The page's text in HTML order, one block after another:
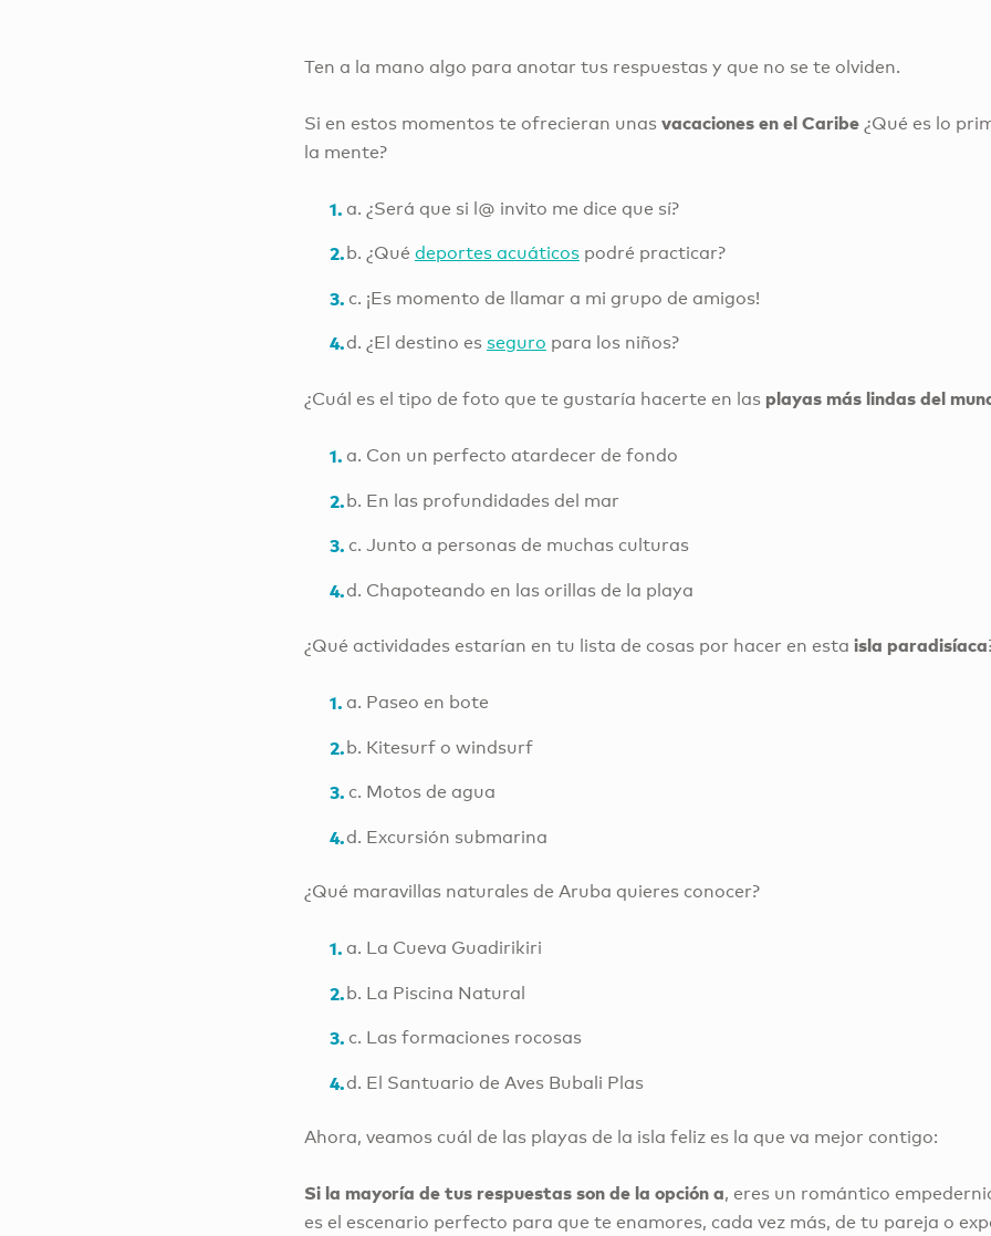
Ten a la mano algo para anotar tus respuestas y que no se te olviden.
Si en estos momentos te ofrecieran unasvacaciones en el Caribe ¿Qué es lo
la mente?
¿Será que si l@ invito me dice que sí?
¿Qué deportes acuáticospodré practicar?
¡Es momento de llamar a mi grupo de amigos!
¿El destino es seguro para los niños?
¿Cuál es el tipo de foto que te gustaría hacerte en las playas más lindas del
Con un perfecto atardecer de fondo
En las profundidades del mar
Junto a personas de muchas culturas
Chapoteando en las orillas de la playa
¿Qué actividades estarían en tu lista de cosas por hacer en estaisla paradisíaca
Paseo en bote
Kitesurf o windsurf
Motos de agua
Excursión submarina
¿Qué maravillas naturales de Aruba quieres conocer?
La Cueva Guadirikiri
La Piscina Natural
Las formaciones rocosas
El Santuario de Aves Bubali Plas
Ahora, veamos cuál de las playas de la isla feliz es la que va mejor contigo:
Si la mayoría de tus respuestas son de la opción a, eres un romántico
es el escenario perfecto para que te enamores, cada vez más, de tu pareja o